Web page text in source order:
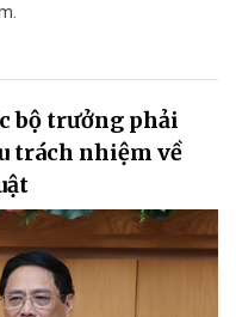
bộ trưởng phải
trách nhiệm về